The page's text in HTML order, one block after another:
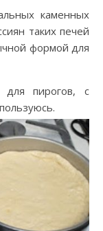
каменных
таких печей
формой для
пирогов, с